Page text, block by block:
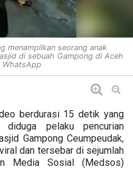
menampilkan seorang anak
di sebuah Gampong di Aceh
WhatsApp
berdurasi 15 detik yang
diduga pelaku pencurian
Gampong Ceumpeudak,
dan tersebar di sejumlah
Media Sosial (Medsos)